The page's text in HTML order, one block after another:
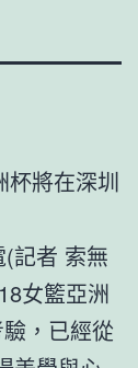
杯將在深圳
(記者 索無
女籃亞洲
，已經從